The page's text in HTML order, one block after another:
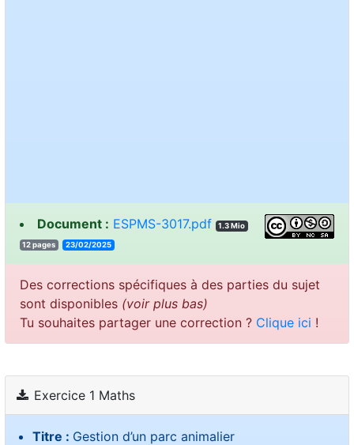
Document : ESPMS-3017.pdf 1.3 Mio
12 pages 23/02/2025
Des corrections spécifiques à des parties du sujet
sont disponibles (voir plus bas)
Tu souhaites partager une correction ? Clique ici !
Exercice 1 Maths
Titre : Gestion d’un parc animalier